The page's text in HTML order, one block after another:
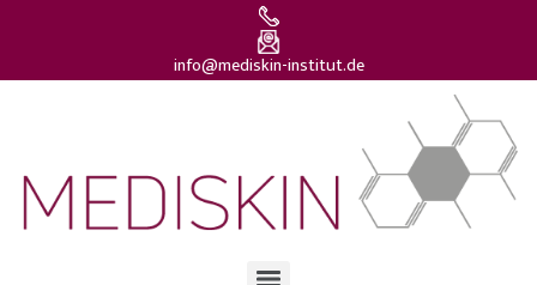
info@mediskin-institut.de